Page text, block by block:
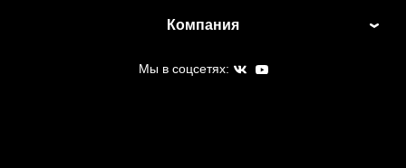
Компания
Мы в соцсетях: